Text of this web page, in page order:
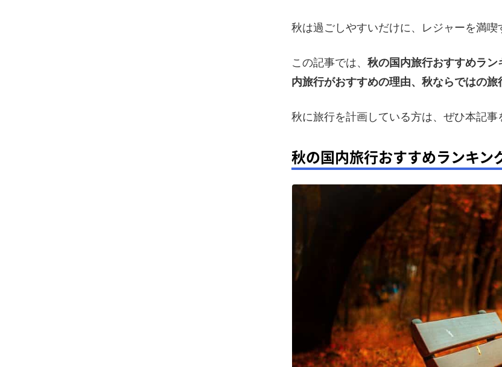
秋は過ごしやすいだけに、レジャーを満喫
この記事では、秋の国内旅行おすすめラ
内旅行がおすすめの理由、秋ならではの旅
秋に旅行を計画している方は、ぜひ本記事
秋の国内旅行おすすめランキン